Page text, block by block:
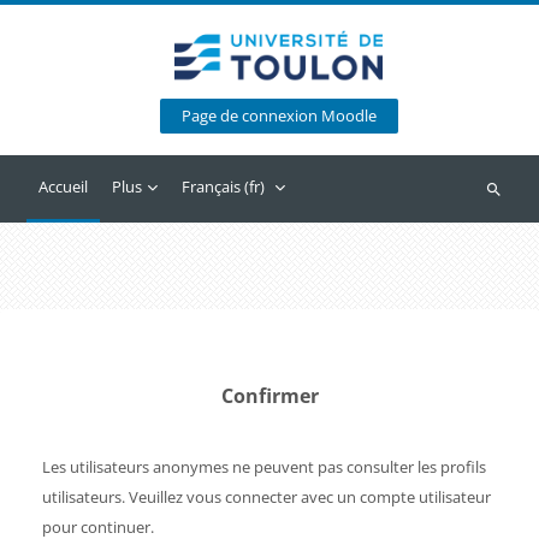
Page de connexion Moodle
Accueil Plus Français ‎(fr)‎
Confirmer
Les utilisateurs anonymes ne peuvent pas consulter les profils
utilisateurs. Veuillez vous connecter avec un compte utilisateur
pour continuer.